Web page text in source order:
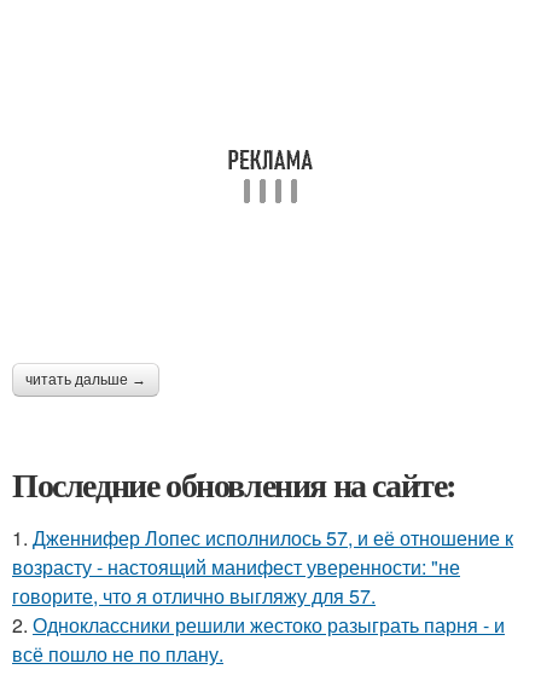
читать дальше →
Последние обновления на сайте:
1. Дженнифер Лопес исполнилось 57, и её отношение к
возрасту - настоящий манифест уверенности: "не
говорите, что я отлично выгляжу для 57.
2. Одноклассники решили жестоко разыграть парня - и
всё пошло не по плану.